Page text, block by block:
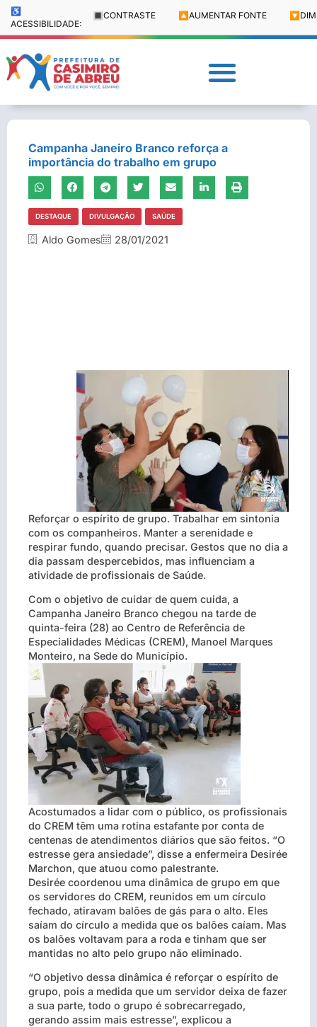
♿
ACESSIBILIDADE:
🔳 CONTRASTE 🔼 AUMENTAR FONTE 🔽
Campanha Janeiro Branco reforça a
importância do trabalho em grupo
DESTAQUE DIVULGAÇÃO SAÚDE
Aldo Gomes 28/01/2021
Reforçar o espírito de grupo. Trabalhar em sintonia
com os companheiros. Manter a serenidade e
respirar fundo, quando precisar. Gestos que no dia a
dia passam despercebidos, mas influenciam a
atividade de profissionais de Saúde.
Com o objetivo de cuidar de quem cuida, a
Campanha Janeiro Branco chegou na tarde de
quinta-feira (28) ao Centro de Referência de
Especialidades Médicas (CREM), Manoel Marques
Monteiro, na Sede do Município.
Acostumados a lidar com o público, os profissionais
do CREM têm uma rotina estafante por conta de
centenas de atendimentos diários que são feitos. “O
estresse gera ansiedade”, disse a enfermeira Desirée
Marchon, que atuou como palestrante.
Desirée coordenou uma dinâmica de grupo em que
os servidores do CREM, reunidos em um círculo
fechado, atiravam balões de gás para o alto. Eles
saíam do círculo a medida que os balões caíam. Mas
os balões voltavam para a roda e tinham que ser
mantidas no alto pelo grupo não eliminado.
“O objetivo dessa dinâmica é reforçar o espírito de
grupo, pois a medida que um servidor deixa de fazer
a sua parte, todo o grupo é sobrecarregado,
gerando assim mais estresse”, explicou a